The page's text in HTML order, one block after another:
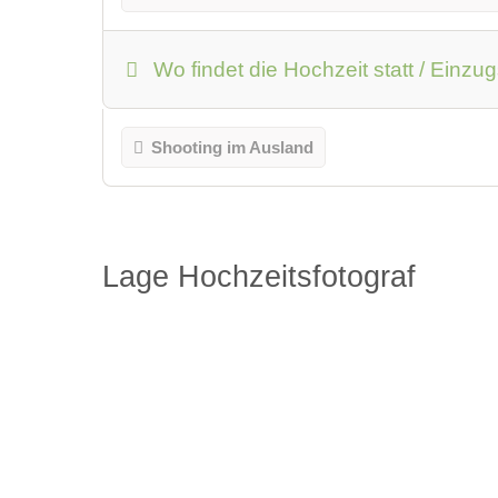
Wo findet die Hochzeit statt /
Shooting im Ausland
Lage Hochzeitsfotograf